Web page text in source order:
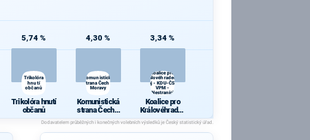
5,74 %
Trikolóra
hnutí
občanů
Trikolóra hnutí
občanů
4,30 %
Komunistická
strana Čech a
Moravy
Komunistická
strana Čech a
Moravy
3,34 %
Koalice pro
Královéhradecký
kraj - KDU-ČSL -
VPM -
Nestraníci
Koalice pro
Královéhradec
ký kraj - KDU-
ČSL - VPM -
Nestraníci